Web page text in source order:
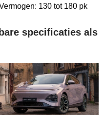
130 tot 180 pk
specificaties als